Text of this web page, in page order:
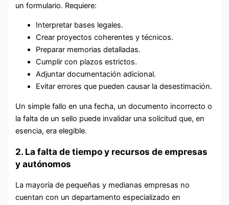
un formulario. Requiere:
Interpretar bases legales.
Crear proyectos coherentes y técnicos.
Preparar memorias detalladas.
Cumplir con plazos estrictos.
Adjuntar documentación adicional.
Evitar errores que pueden causar la desestimación.
Un simple fallo en una fecha, un documento incorrecto o
la falta de un sello puede invalidar una solicitud que, en
esencia, era elegible.
2. La falta de tiempo y recursos de empresas
y autónomos
La mayoría de pequeñas y medianas empresas no
cuentan con un departamento especializado en